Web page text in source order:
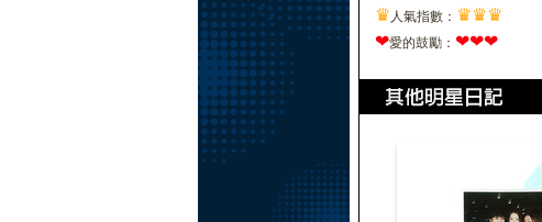
♛ 人氣指數： ♛♛♛
❤愛的鼓勵： ❤❤❤